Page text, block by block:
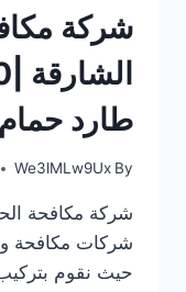
شركة
طارد حمام
By
We3lMLw9Ux
شركة مكافحة
شركات مكافحة
حيث نقوم